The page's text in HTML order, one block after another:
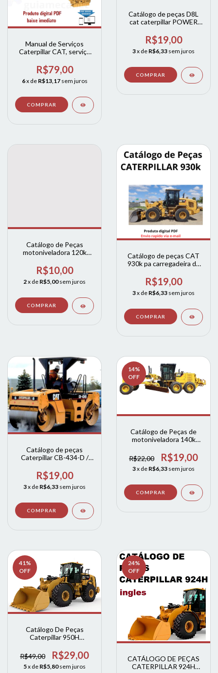
Manual de Serviços
Caterpillar CAT, serviço
Diagramas
R$79,00
6x de R$13,17 sem juros
Catálogo de peças D8L
cat caterpillar POWER
R$19,00
3x de R$6,33 sem juros
Catálogo de Peças
motoniveladora 120k
R$10,00
2x de R$5,00 sem juros
Catálogo de peças CAT
930k pa carregadeira de
R$19,00
3x de R$6,33 sem juros
Catálogo de peças
Caterpillar CB-434-D /
completo
R$19,00
3x de R$6,33 sem juros
14%
OFF
Catálogo de Peças de
motoniveladora 140k
R$22,00
R$19,00
3x de R$6,33 sem juros
41 %
OFF
Catálogo De Peças
Caterpillar 950H
R$49,00
R$29,00
5x de R$5,80 sem juros
24%
OFF
CATÁLOGO DE PEÇAS
CATERPILLAR 924H